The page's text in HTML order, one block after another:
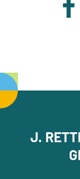
J.